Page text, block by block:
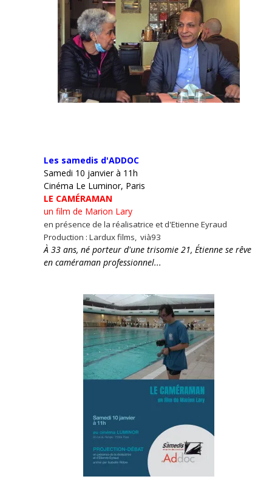
Les samedis d'ADDOC
Samedi 10 janvier à 11h
Cinéma Le Luminor, Paris
LE CAMÉRAMAN
un film de Marion Lary
en présence de la réalisatrice et d'Etienne Eyraud
Production : Lardux films, vià93
À 33 ans, né porteur d'une trisomie 21, Étienne se rêve
en caméraman professionnel...